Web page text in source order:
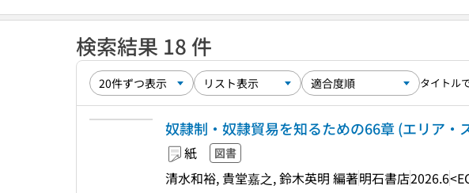
検索結果 18 件
タイトル
奴隷制・奴隷貿易を知るための66章 (エリア・
紙 図書
清水和裕, 貴堂嘉之, 鈴木英明 編著明石書店2026.6